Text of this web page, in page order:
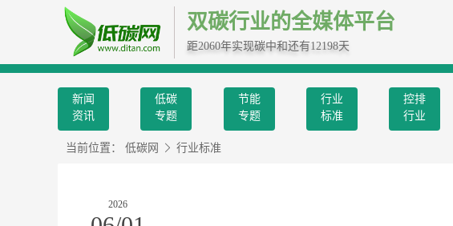
双碳行业的全媒体平台
距2060年实现碳中和还有12198天
新闻
资讯
低碳
专题
节能
专题
行业
标准
控排
行业
当前位置： 低碳网 行业标准
2026